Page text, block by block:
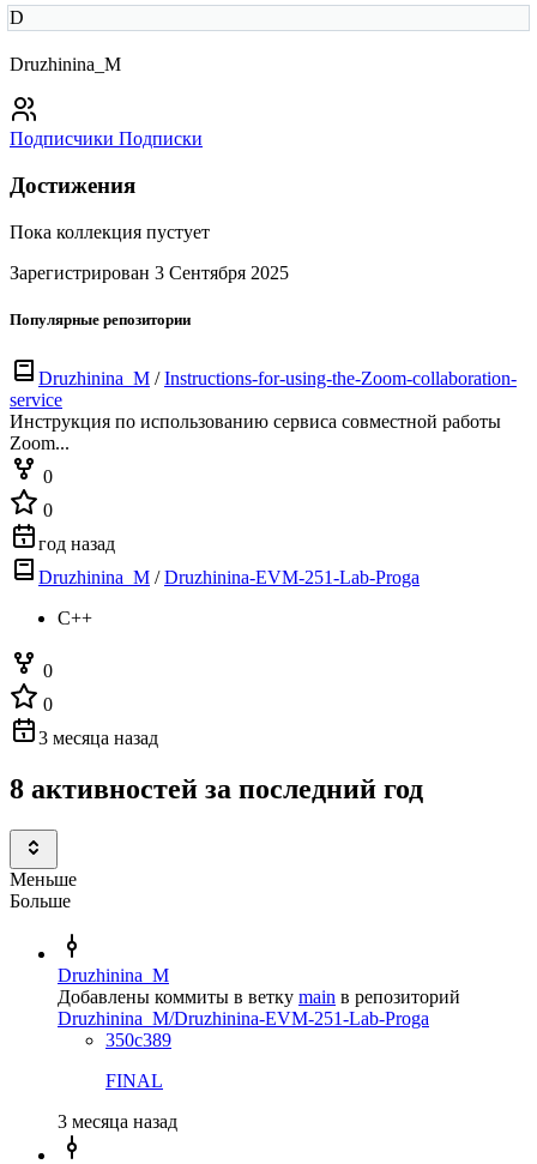
D
Druzhinina_M
Подписчики Подписки
Достижения
Пока коллекция пустует
Зарегистрирован 3 Сентября 2025
Популярные репозитории
Druzhinina_M /Instructions-for-using-the-Zoom-collaboration-
service
Инструкция по использованию сервиса совместной работы
Zoom...
0
0
год назад
Druzhinina_M /Druzhinina-EVM-251-Lab-Proga
C++
0
0
3 месяца назад
8 активностей за последний год
Меньше
Больше
Druzhinina_M
Добавлены коммиты в ветку main в репозиторий
Druzhinina_M/Druzhinina-EVM-251-Lab-Proga
350c389
FINAL
3 месяца назад